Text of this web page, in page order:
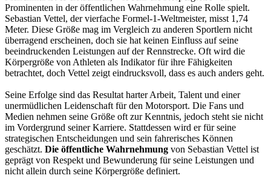
Prominenten in der öffentlichen Wahrnehmung eine Rolle spielt.
Sebastian Vettel, der vierfache Formel-1-Weltmeister, misst 1,74
Meter. Diese Größe mag im Vergleich zu anderen Sportlern nicht
überragend erscheinen, doch sie hat keinen Einfluss auf seine
beeindruckenden Leistungen auf der Rennstrecke. Oft wird die
Körpergröße von Athleten als Indikator für ihre Fähigkeiten
betrachtet, doch Vettel zeigt eindrucksvoll, dass es auch anders geht.
Seine Erfolge sind das Resultat harter Arbeit, Talent und einer
unermüdlichen Leidenschaft für den Motorsport. Die Fans und
Medien nehmen seine Größe oft zur Kenntnis, jedoch steht sie nicht
im Vordergrund seiner Karriere. Stattdessen wird er für seine
strategischen Entscheidungen und sein fahrerisches Können
geschätzt. Die öffentliche Wahrnehmung von Sebastian Vettel ist
geprägt von Respekt und Bewunderung für seine Leistungen und
nicht allein durch seine Körpergröße definiert.